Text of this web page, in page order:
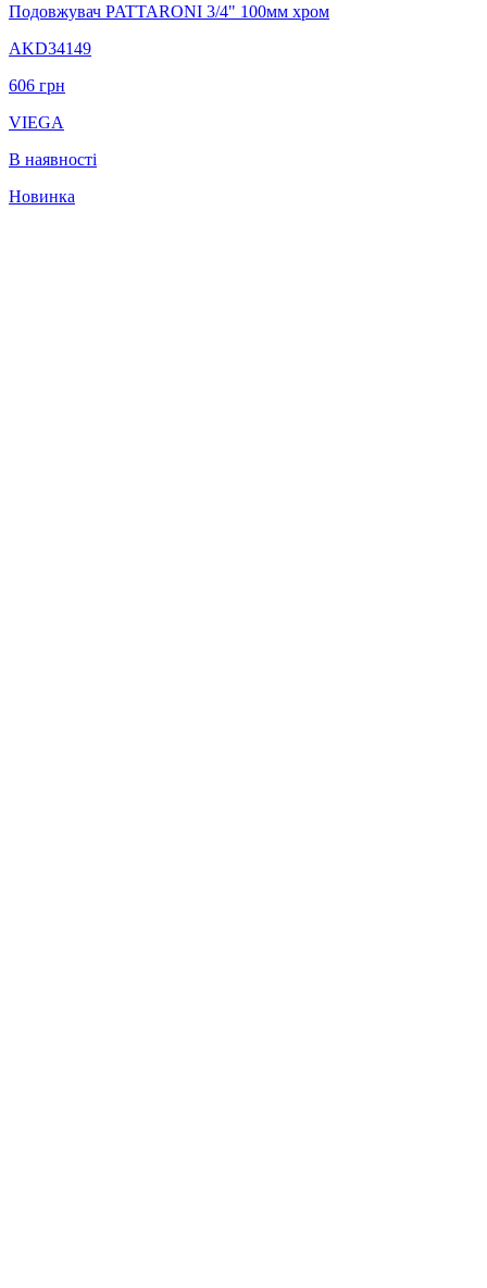
Подовжувач PATTARONI 3/4" 100мм хром
AKD34149
606 грн
VIEGA
В наявності
Новинка